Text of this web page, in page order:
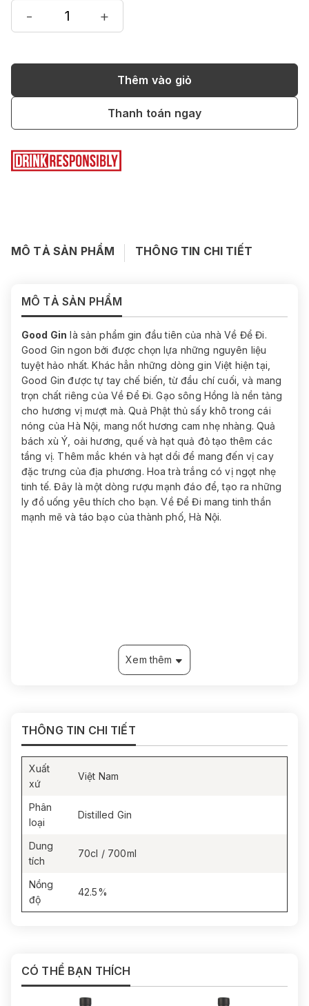
- +
Thêm vào giỏ
Thanh toán ngay
MÔ TẢ SẢN PHẨM THÔNG TIN CHI TIẾT
MÔ TẢ SẢN PHẨM
Good Gin là sản phẩm gin đầu tiên của nhà Về Để Đi.
Good Gin ngon bởi được chọn lựa những nguyên liệu
tuyệt hảo nhất. Khác hẳn những dòng gin Việt hiện tại,
Good Gin được tự tay chế biến, từ đầu chí cuối, và mang
trọn chất riêng của Về Để Đi. Gạo sông Hồng là nền tảng
cho hương vị mượt mà. Quả Phật thủ sấy khô trong cái
nóng của Hà Nội, mang nốt hương cam nhẹ nhàng. Quả
bách xù Ý, oải hương, quế và hạt quả đỏ tạo thêm các
tầng vị. Thêm mắc khén và hạt dổi để mang đến vị cay
đặc trưng của địa phương. Hoa trà trắng có vị ngọt nhẹ
tinh tế. Đây là một dòng rượu mạnh đáo để, tạo ra những
ly đồ uống yêu thích cho bạn. Về Để Đi mang tinh thần
mạnh mẽ và táo bạo của thành phố, Hà Nội.
Xem thêm
THÔNG TIN CHI TIẾT
Xuất
xứ
Việt Nam
Phân
loại
Distilled Gin
Dung
tích
70cl / 700ml
Nồng
độ
42.5%
CÓ THỂ BẠN THÍCH